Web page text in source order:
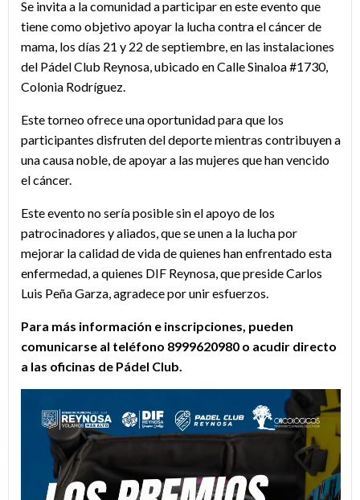
Se invita a la comunidad a participar en este evento que
tiene como objetivo apoyar la lucha contra el cáncer de
mama, los días 21 y 22 de septiembre, en las instalaciones
del Pádel Club Reynosa, ubicado en Calle Sinaloa #1730,
Colonia Rodríguez.
Este torneo ofrece una oportunidad para que los
participantes disfruten del deporte mientras contribuyen a
una causa noble, de apoyar a las mujeres que han vencido
el cáncer.
Este evento no sería posible sin el apoyo de los
patrocinadores y aliados, que se unen a la lucha por
mejorar la calidad de vida de quienes han enfrentado esta
enfermedad, a quienes DIF Reynosa, que preside Carlos
Luis Peña Garza, agradece por unir esfuerzos.
Para más información e inscripciones, pueden
comunicarse al teléfono 8999620980 o acudir directo
a las oficinas de Pádel Club.